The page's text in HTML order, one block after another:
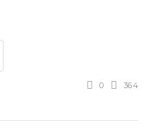
0 364